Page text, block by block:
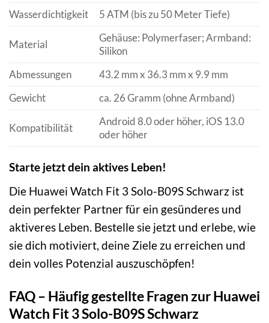
Wasserdichtigkeit
5 ATM (bis zu 50 Meter Tiefe)
Material
Gehäuse: Polymerfaser; Armband:
Silikon
Abmessungen
43.2 mm x 36.3 mm x 9.9 mm
Gewicht
ca. 26 Gramm (ohne Armband)
Kompatibilität
Android 8.0 oder höher, iOS 13.0
oder höher
Starte jetzt dein aktives Leben!
Die Huawei Watch Fit 3 Solo-B09S Schwarz ist
dein perfekter Partner für ein gesünderes und
aktiveres Leben. Bestelle sie jetzt und erlebe, wie
sie dich motiviert, deine Ziele zu erreichen und
dein volles Potenzial auszuschöpfen!
FAQ – Häufig gestellte Fragen zur Huawei
Watch Fit 3 Solo-B09S Schwarz